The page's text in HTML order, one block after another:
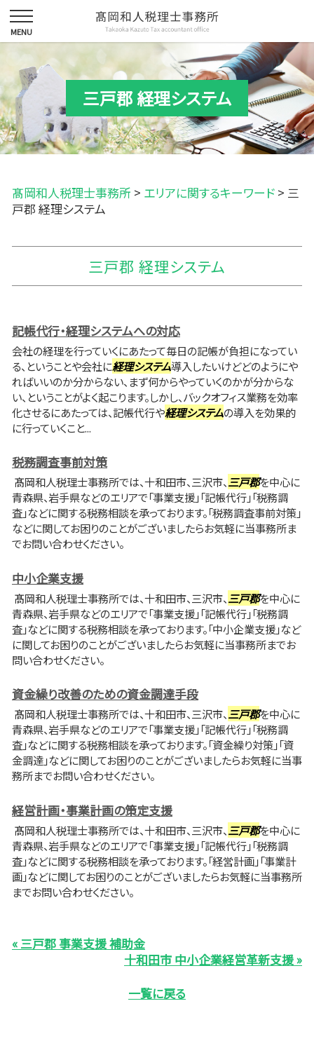
三戸郡 経理システム
髙岡和人税理士事務所 > エリアに関するキーワード > 三
戸郡 経理システム
三戸郡 経理システム
記帳代行・経理システムへの対応
会社の経理を行っていくにあたって毎日の記帳が負担になってい
る、ということや会社に経理システム導入したいけどどのようにや
ればいいのか分からない、まず何からやっていくのかが分からな
い、ということがよく起こります。しかし、バックオフィス業務を効率
化させるにあたっては、記帳代行や経理システムの導入を効果的
に行っていくこと...
税務調査事前対策
髙岡和人税理士事務所では、十和田市、三沢市、三戸郡を中心に
青森県、岩手県などのエリアで「事業支援」「記帳代行」「税務調
査」などに関する税務相談を承っております。「税務調査事前対策」
などに関してお困りのことがございましたらお気軽に当事務所ま
でお問い合わせください。
中小企業支援
髙岡和人税理士事務所では、十和田市、三沢市、三戸郡を中心に
青森県、岩手県などのエリアで「事業支援」「記帳代行」「税務調
査」などに関する税務相談を承っております。「中小企業支援」など
に関してお困りのことがございましたらお気軽に当事務所までお
問い合わせください。
資金繰り改善のための資金調達手段
髙岡和人税理士事務所では、十和田市、三沢市、三戸郡を中心に
青森県、岩手県などのエリアで「事業支援」「記帳代行」「税務調
査」などに関する税務相談を承っております。「資金繰り対策」「資
金調達」などに関してお困りのことがございましたらお気軽に当事
務所までお問い合わせください。
経営計画・事業計画の策定支援
髙岡和人税理士事務所では、十和田市、三沢市、三戸郡を中心に
青森県、岩手県などのエリアで「事業支援」「記帳代行」「税務調
査」などに関する税務相談を承っております。「経営計画」「事業計
画」などに関してお困りのことがございましたらお気軽に当事務所
までお問い合わせください。
« 三戸郡 事業支援 補助金
十和田市 中小企業経営革新支援 »
一覧に戻る